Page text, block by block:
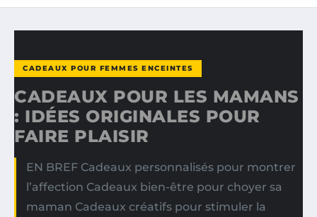
CADEAUX POUR FEMMES ENCEINTES
CADEAUX POUR LES MAMANS
: IDÉES ORIGINALES POUR
FAIRE PLAISIR
EN BREF Cadeaux personnalisés pour montrer
l’affection Cadeaux bien-être pour choyer sa
maman Cadeaux créatifs pour stimuler la